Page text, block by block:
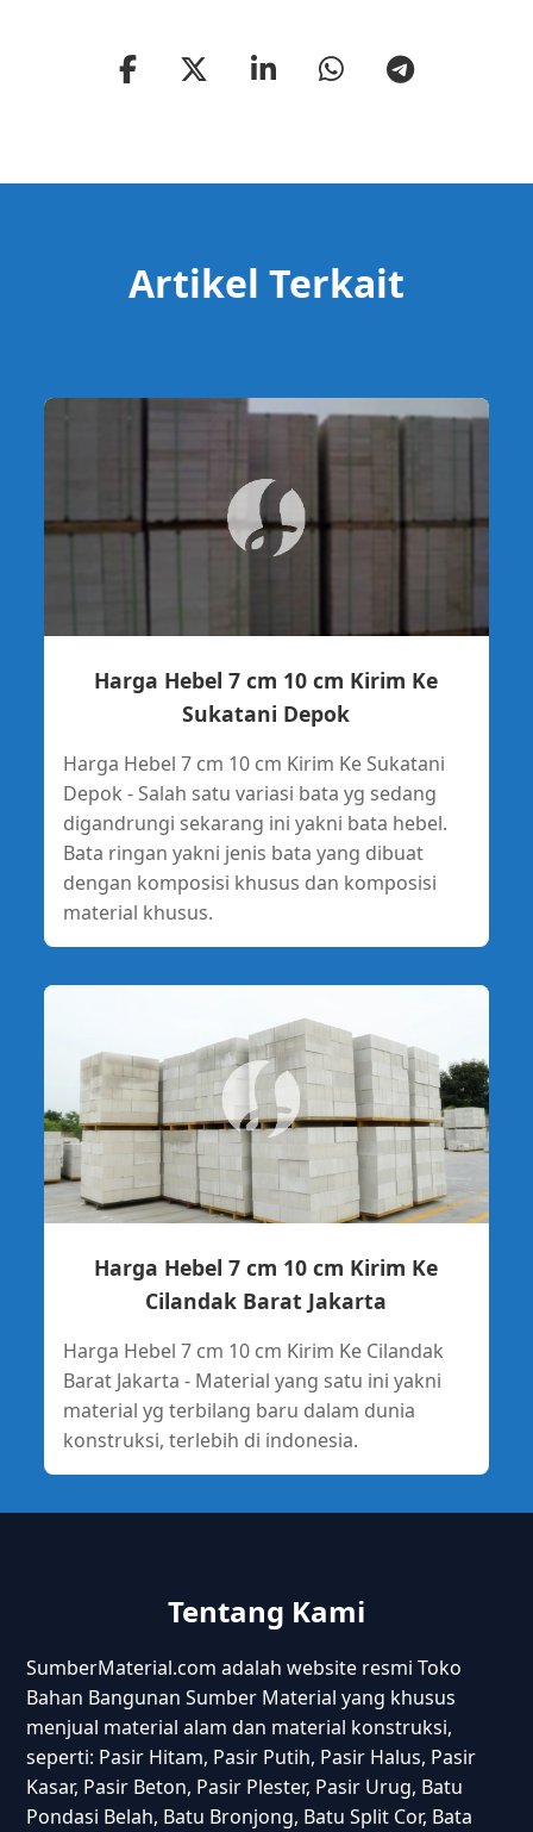
Artikel Terkait
Harga Hebel 7 cm 10 cm Kirim Ke
Sukatani Depok
Harga Hebel 7 cm 10 cm Kirim Ke Sukatani
Depok - Salah satu variasi bata yg sedang
digandrungi sekarang ini yakni bata hebel.
Bata ringan yakni jenis bata yang dibuat
dengan komposisi khusus dan komposisi
material khusus.
Harga Hebel 7 cm 10 cm Kirim Ke
Cilandak Barat Jakarta
Harga Hebel 7 cm 10 cm Kirim Ke Cilandak
Barat Jakarta - Material yang satu ini yakni
material yg terbilang baru dalam dunia
konstruksi, terlebih di indonesia.
Tentang Kami
SumberMaterial.com adalah website resmi Toko
Bahan Bangunan Sumber Material yang khusus
menjual material alam dan material konstruksi,
seperti: Pasir Hitam, Pasir Putih, Pasir Halus, Pasir
Kasar, Pasir Beton, Pasir Plester, Pasir Urug, Batu
Pondasi Belah, Batu Bronjong, Batu Split Cor, Bata